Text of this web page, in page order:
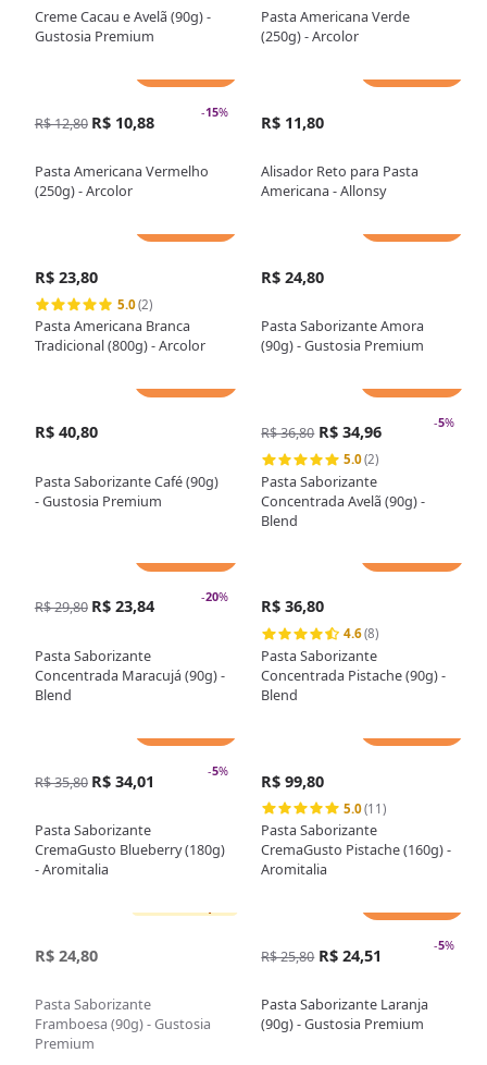
Creme Cacau e Avelã (90g) -
Gustosia Premium
Pasta Americana Verde
(250g) - Arcolor
-15%
R$ 12,80 R$ 10,88
Pasta Americana Vermelho
(250g) - Arcolor
R$ 11,80
Alisador Reto para Pasta
Americana - Allonsy
R$ 23,80
5.0(2)
Pasta Americana Branca
Tradicional (800g) - Arcolor
R$ 24,80
Pasta Saborizante Amora
(90g) - Gustosia Premium
R$ 40,80
Pasta Saborizante Café (90g)
- Gustosia Premium
-5%
R$ 36,80 R$ 34,96
5.0(2)
Pasta Saborizante
Concentrada Avelã (90g) -
Blend
-20%
R$ 29,80 R$ 23,84
Pasta Saborizante
Concentrada Maracujá (90g) -
Blend
R$ 36,80
4.6(8)
Pasta Saborizante
Concentrada Pistache (90g) -
Blend
-5%
R$ 35,80 R$ 34,01
Pasta Saborizante
CremaGusto Blueberry (180g)
- Aromitalia
R$ 99,80
5.0(11)
Pasta Saborizante
CremaGusto Pistache (160g) -
Aromitalia
R$ 24,80
Pasta Saborizante
Framboesa (90g) - Gustosia
Premium
-5%
R$ 25,80 R$ 24,51
Pasta Saborizante Laranja
(90g) - Gustosia Premium